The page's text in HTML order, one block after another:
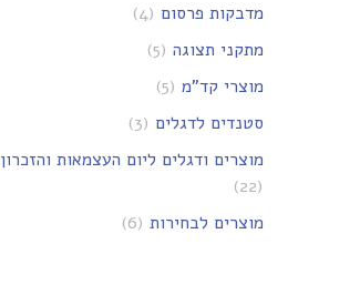
מדבקות פרסום (4)
מתקני תצוגה (5)
מוצרי קד"מ (5)
סטנדים לדגלים (3)
מוצרים ודגלים ליום העצמאות והזכרון
(22)
מוצרים לבחירות (6)